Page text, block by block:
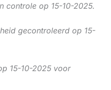
controle op 15-10-2025.
gecontroleerd op 15-
15-10-2025 voor